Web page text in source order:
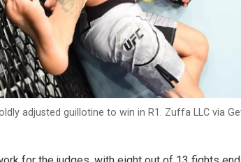
adjusted guillotine to win in R1. Zuffa LLC via